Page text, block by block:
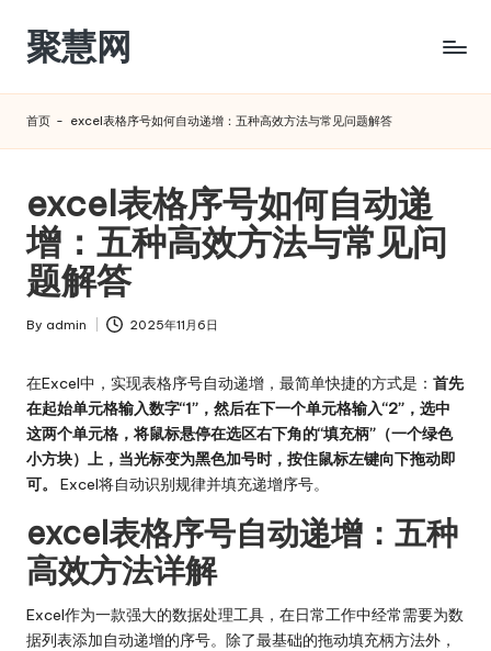
Skip
content
聚慧网
首页 - excel表格序号如何自动递增：五种高效方法与常见问题解答
excel表格序号如何自动递
增：五种高效方法与常见问
题解答
Posted
By admin 2025年11月6日
在Excel中，实现表格序号自动递增，最简单快捷的方式是： 首先
在起始单元格输入数字“1”，然后在下一个单元格输入“2”，选中
这两个单元格，将鼠标悬停在选区右下角的“填充柄”（一个绿色
小方块）上，当光标变为黑色加号时，按住鼠标左键向下拖动即
可。
Excel将自动识别规律并填充递增序号。
excel表格序号自动递增：五种
高效方法详解
Excel作为一款强大的数据处理工具，在日常工作中经常需要为数
据列表添加自动递增的序号。除了最基础的拖动填充柄方法外，